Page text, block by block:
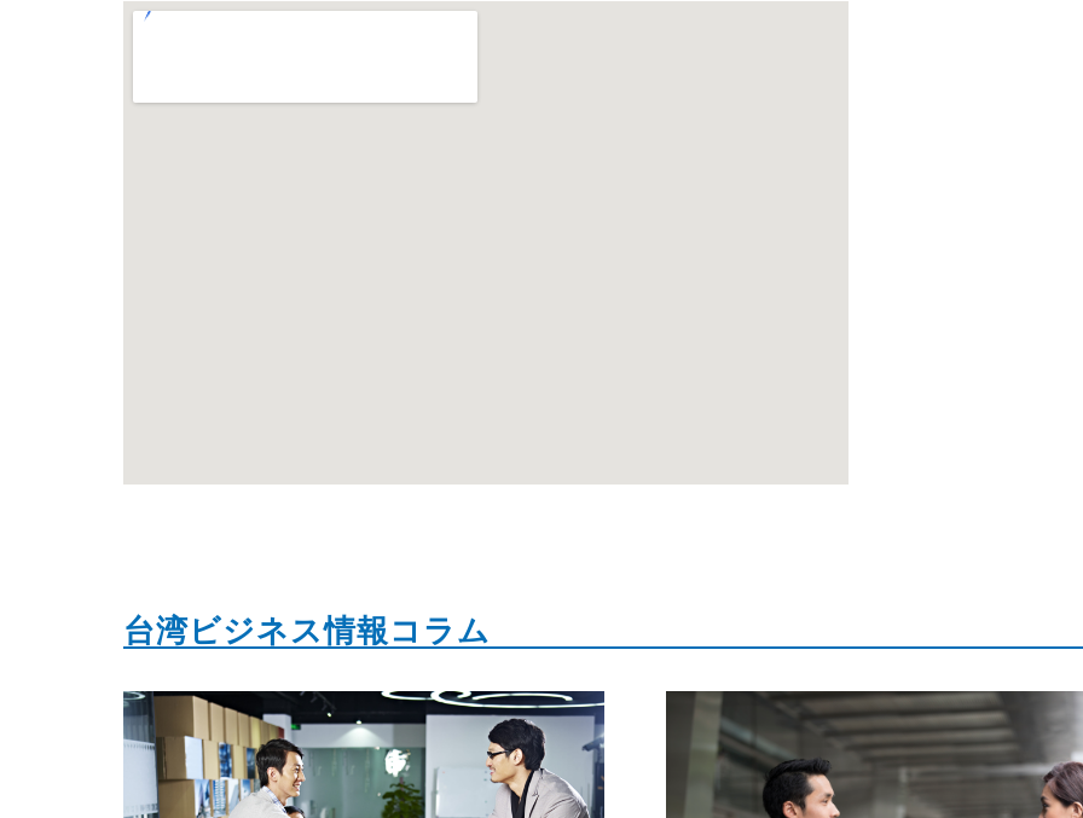
台湾ビジネス情報コラム